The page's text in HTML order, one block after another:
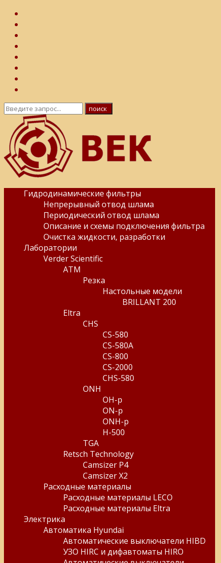
Гидродинамические фильтры
Непрерывный отвод шлама
Периодический отвод шлама
Описание и схемы подключения фильтра
Очистка жидкости, разработки
Лаборатории
Verder Scientific
ATM
Резка
Настольные модели
BRILLANT 200
Eltra
CHS
CS-580
CS-580A
CS-800
CS-2000
CHS-580
ONH
OH-p
ON-p
ONH-p
H-500
TGA
Retsch Technology
Camsizer P4
Camsizer X2
Расходные материалы
Расходные материалы LECO
Расходные материалы Eltra
Электрика
Автоматика Hyundai
Автоматические выключатели HIBD
УЗО HIRC и дифавтоматы HIRO